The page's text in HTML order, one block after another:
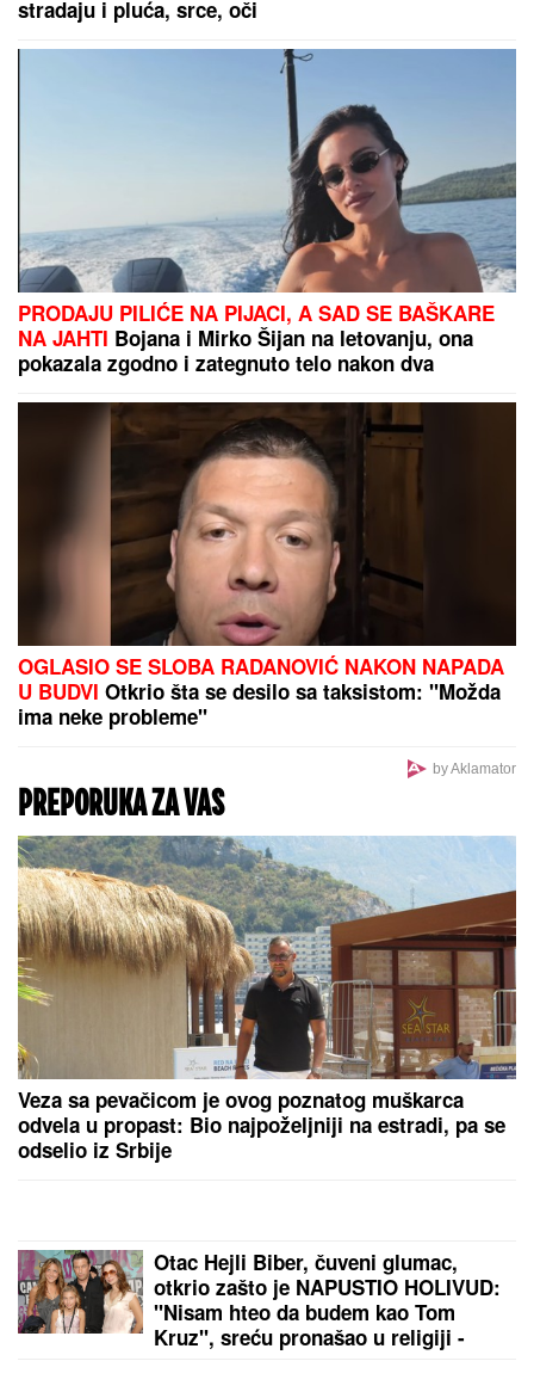
"ČULI SMO ZAPOMAGANJE, A ONDA SU NAŠLI
TELO"Komšije otkrile detalje ubistva Milke (82) na
Novom Beogradu: "Sina su izbegavali..."
(FOTO, VIDEO) OVO JE ZORAN
OSUMNJIČEN ZA UBISTVO SVOJE
MAJKE NA NOVOM BEOGRADU!
Policija ga izvela bosog, KRVAVIH
nogu sa lisicama na rukama, ušao u
kola Hitne pomoći
OPREZNO AKO IMATE REUMATOIDNI ARTIRTIS
Upozorenje stručnjaka: Zbog ove bolesti mogu da
stradaju i pluća, srce, oči
PRODAJU PILIĆE NA PIJACI, A SAD SE BAŠKARE
NA JAHTIBojana i Mirko Šijan na letovanju, ona
pokazala zgodno i zategnuto telo nakon dva